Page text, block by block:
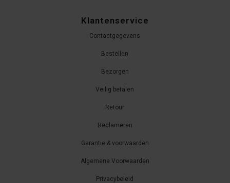
Klantenservice
Contactgegevens
Bestellen
Bezorgen
Veilig betalen
Retour
Reclameren
Garantie & voorwaarden
Algemene Voorwaarden
Privacybeleid